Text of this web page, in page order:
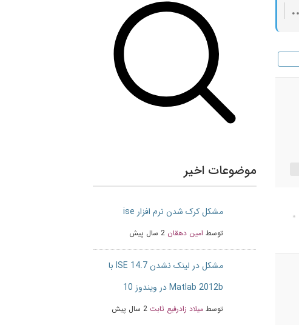
موضوعات اخیر
مشکل کرک شدن نرم افزار ise
توسط امین دهقان 2 سال پیش
مشکل در لینک نشدن ISE 14.7 با
Matlab 2012b در ویندوز 10
توسط میلاد زادرفیع ثابت 2 سال پیش